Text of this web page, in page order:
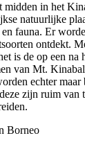
in het
natuurlijke
fauna. Er
ontdekt.
is de op een na
van Mt.
echter maar
zijn ruim van
Borneo